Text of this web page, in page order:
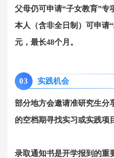
父母仍可申请“子女教育”专
本人（含非全日制）可申请
元，最长48个月。
03 实践机会
部分地方会邀请准研究生分
的空档期寻找实习或实践项
录取通知书是开学报到的重